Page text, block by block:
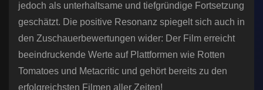
jedoch als unterhaltsame und tiefgründige Fortsetzung
geschätzt. Die positive Resonanz spiegelt sich auch in
den Zuschauerbewertungen wider: Der Film erreicht
beeindruckende Werte auf Plattformen wie Rotten
Tomatoes und Metacritic und gehört bereits zu den
erfolgreichsten Filmen aller Zeiten!